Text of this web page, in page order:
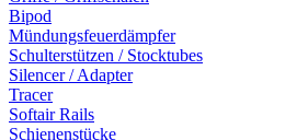
Bipod
Mündungsfeuerdämpfer
Schulterstützen / Stocktubes
Silencer / Adapter
Tracer
Softair Rails
Schienenstücke